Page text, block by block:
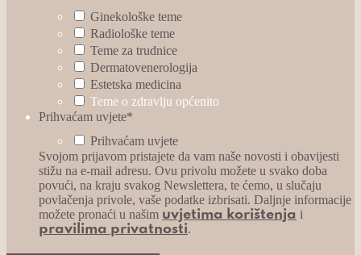
Ginekološke teme
Radiološke teme
Teme za trudnice
Dermatovenerologija
Estetska medicina
Teme o zdravlju općenito
Prihvaćam uvjete*
Prihvaćam uvjete
Svojom prijavom pristajete da vam naše novosti i obavijesti
stižu na e-mail adresu. Ovu privolu možete u svako doba
povući, na kraju svakog Newslettera, te ćemo, u slučaju
povlačenja privole, vaše podatke izbrisati. Daljnje informacije
možete pronaći u našim uvjetima korištenja i
pravilima privatnosti.